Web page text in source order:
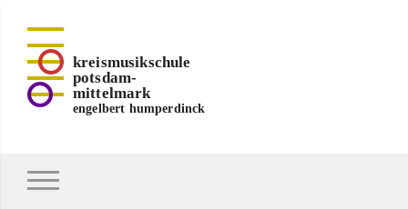
kreismusikschule
potsdam-
mittelmark
engelbert humperdinck